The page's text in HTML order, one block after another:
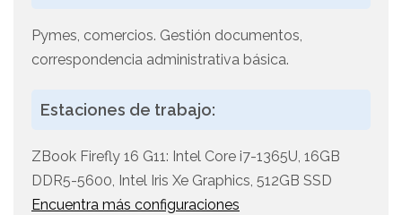
Pymes, comercios. Gestión documentos,
correspondencia administrativa básica.
Estaciones de trabajo:
ZBook Firefly 16 G11: Intel Core i7-1365U, 16GB
DDR5-5600, Intel Iris Xe Graphics, 512GB SSD
Encuentra más configuraciones